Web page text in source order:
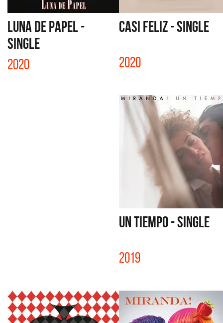
LUNA DE PAPEL -
SINGLE
2020
CASI FELIZ - SINGLE
2020
UN TIEMPO - SINGLE
2019